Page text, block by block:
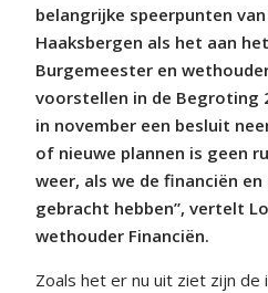
belangrijke speerpunten
Haaksbergen als het aan
Burgemeester en
voorstellen in de Begroting
in november een besluit
of nieuwe plannen is geen
weer, als we de financiën
gebracht hebben”, vertelt
wethouder Financiën.
Zoals het er nu uit ziet zijn de